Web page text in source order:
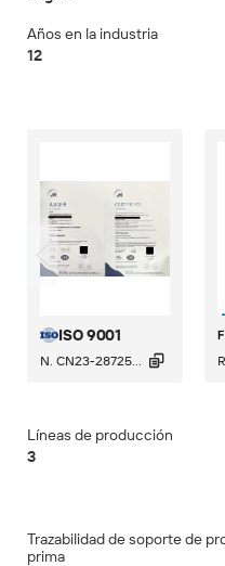
Años en la industria
12
ISO 9001
N. CN23-28725... 
Líneas de producción
3
Trazabilidad de soporte de
prima